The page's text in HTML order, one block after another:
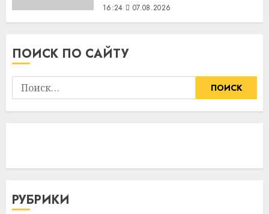
16:24 07.08.2026
ПОИСК ПО САЙТУ
Найти:
РУБРИКИ